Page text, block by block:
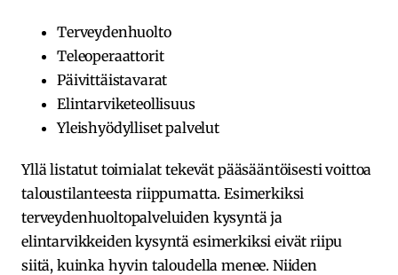
Terveydenhuolto
Teleoperaattorit
Päivittäistavarat
Elintarviketeollisuus
Yleishyödylliset palvelut
Yllä listatut toimialat tekevät pääsääntöisesti voittoa
taloustilanteesta riippumatta. Esimerkiksi
terveydenhuoltopalveluiden kysyntä ja
elintarvikkeiden kysyntä esimerkiksi eivät riipu
siitä, kuinka hyvin taloudella menee. Niiden